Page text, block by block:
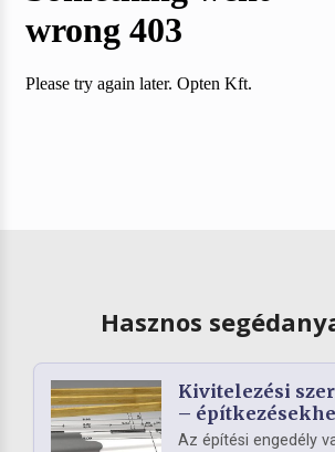
Hasznos
Kivitelezési
–
Az építési engedély